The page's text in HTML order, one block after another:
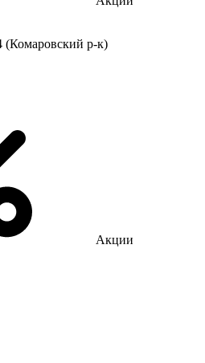
(Комаровский р-к)
Акции